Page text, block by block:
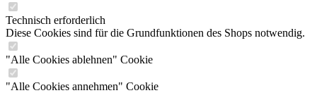
Technisch erforderlich
Diese Cookies sind für die Grundfunktionen des Shops notwendig.
"Alle Cookies ablehnen" Cookie
"Alle Cookies annehmen" Cookie